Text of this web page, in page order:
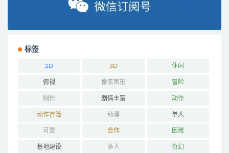
标签
2D 3D 休闲
俯视 像素图形 冒险
制作 剧情丰富 动作
动作冒险 动漫 单人
可爱 合作 困难
基地建设 多人 奇幻